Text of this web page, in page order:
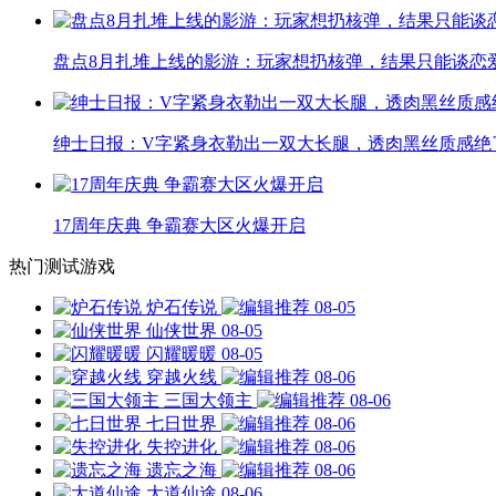
盘点8月扎堆上线的影游：玩家想扔核弹，结果只能谈恋
绅士日报：V字紧身衣勒出一双大长腿，透肉黑丝质感绝
17周年庆典 争霸赛大区火爆开启
热门测试游戏
炉石传说
08-05
仙侠世界 08-05
闪耀暖暖 08-05
穿越火线
08-06
三国大领主
08-06
七日世界
08-06
失控进化
08-06
遗忘之海
08-06